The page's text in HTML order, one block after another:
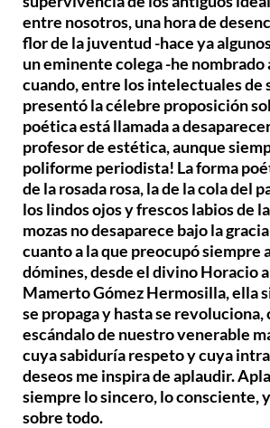
entre nosotros, una hora de
flor de la juventud -hace ya
un eminente colega -he nombrado
cuando, entre los intelectuales de
presentó la célebre proposición
poética está llamada a
profesor de estética, aunque
poliforme periodista! La forma
de la rosada rosa, la de la cola del
los lindos ojos y frescos labios de
mozas no desaparece bajo la
cuanto a la que preocupó siempre
dómines, desde el divino Horacio
Mamerto Gómez Hermosilla, ella
se propaga y hasta se revoluciona,
escándalo de nuestro venerable
cuya sabiduría respeto y cuya
deseos me inspira de aplaudir.
siempre lo sincero, lo consciente,
sobre todo.